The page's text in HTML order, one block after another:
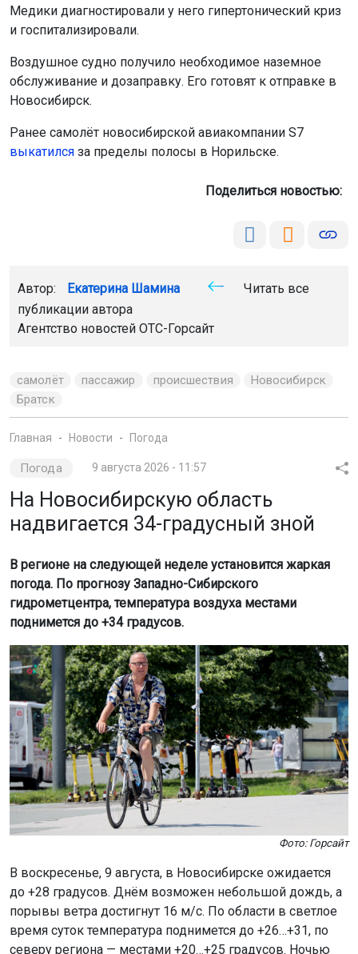
Медики диагностировали у него гипертонический криз
и госпитализировали.
Воздушное судно получило необходимое наземное
обслуживание и дозаправку. Его готовят к отправке в
Новосибирск.
Ранее самолёт новосибирской авиакомпании S7
выкатился за пределы полосы в Норильске.
Поделиться новостью:
Автор: Екатерина Шамина
Читать все
публикации автора
Агентство новостей ОТС-Горсайт
самолёт пассажир происшествия
Новосибирск
Братск
Главная Новости Погода
Погода 9 августа 2026 - 11:57
На Новосибирскую область
надвигается 34-градусный зной
В регионе на следующей неделе установится жаркая
погода. По прогнозу Западно-Сибирского
гидрометцентра, температура воздуха местами
поднимется до +34 градусов.
Фото: Горсайт
В воскресенье, 9 августа, в Новосибирске ожидается
до +28 градусов. Днём возможен небольшой дождь, а
порывы ветра достигнут 16 м/с. По области в светлое
время суток температура поднимется до +26…+31, по
северу региона — местами +20…+25 градусов. Ночью